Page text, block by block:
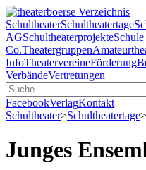
SchultheaterSchultheatertage
AGSchultheaterprojekte
Co.Theatergruppen
InfoTheatervereineFörderung
VerbändeVertretungen
FacebookVerlagKontakt
Schultheater>Schultheatertage>
Junges